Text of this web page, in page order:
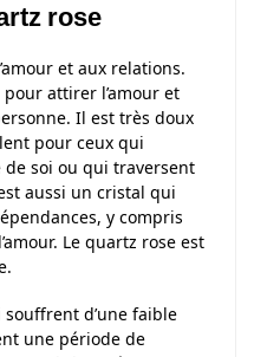
rose
et aux relations.
attirer l’amour et
Il est très doux
pour ceux qui
soi ou qui traversent
aussi un cristal qui
y compris
Le quartz rose est
d’une faible
une période de